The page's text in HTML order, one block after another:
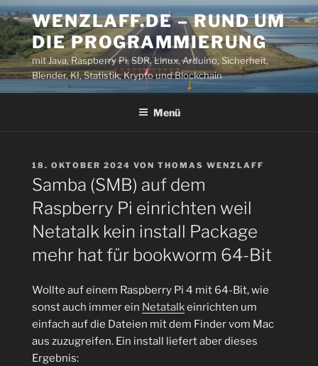
Zum
Inhalt
springen
WENZLAFF.DE – RUND UM
DIE PROGRAMMIERUNG
mit Java, Raspberry Pi, SDR, Linux, Arduino, Sicherheit,
Blender, KI, Statistik, Krypto und Blockchain
Menü
VERÖFFENTLICHT
AM
18. OKTOBER 2024 VON THOMAS WENZLAFF
Samba (SMB) auf dem
Raspberry Pi einrichten weil
Netatalk kein install Package
mehr hat für bookworm 64-Bit
Wollte auf einem Raspberry Pi 4 mit 64-Bit, wie
sonst auch immer ein Netatalkeinrichten um
einfach auf die Dateien mit dem Finder vom Mac
aus zuzugreifen. Ein install liefert aber dieses
Ergebnis: